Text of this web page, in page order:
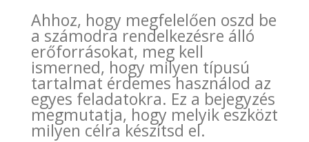
Ahhoz, hogy megfelelően oszd be
a számodra rendelkezésre álló
erőforrásokat, meg kell
ismerned, hogy milyen típusú
tartalmat érdemes használod az
egyes feladatokra. Ez a bejegyzés
megmutatja, hogy melyik eszközt
milyen célra készítsd el.